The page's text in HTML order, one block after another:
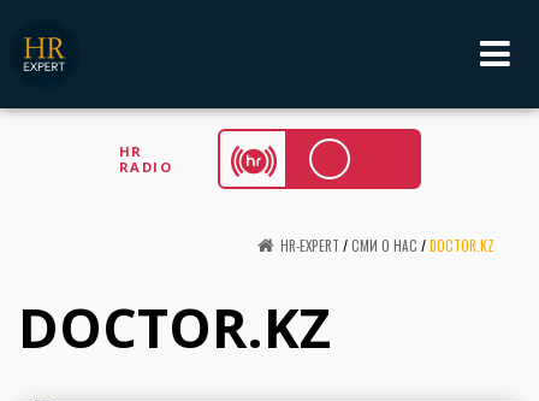
HR
RADIO
HR-EXPERT /СМИ О НАС /DOCTOR.KZ
DOCTOR.KZ